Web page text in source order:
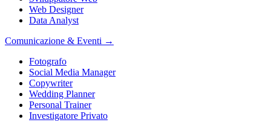
Web Designer
Data Analyst
Comunicazione & Eventi →
Fotografo
Social Media Manager
Copywriter
Wedding Planner
Personal Trainer
Investigatore Privato